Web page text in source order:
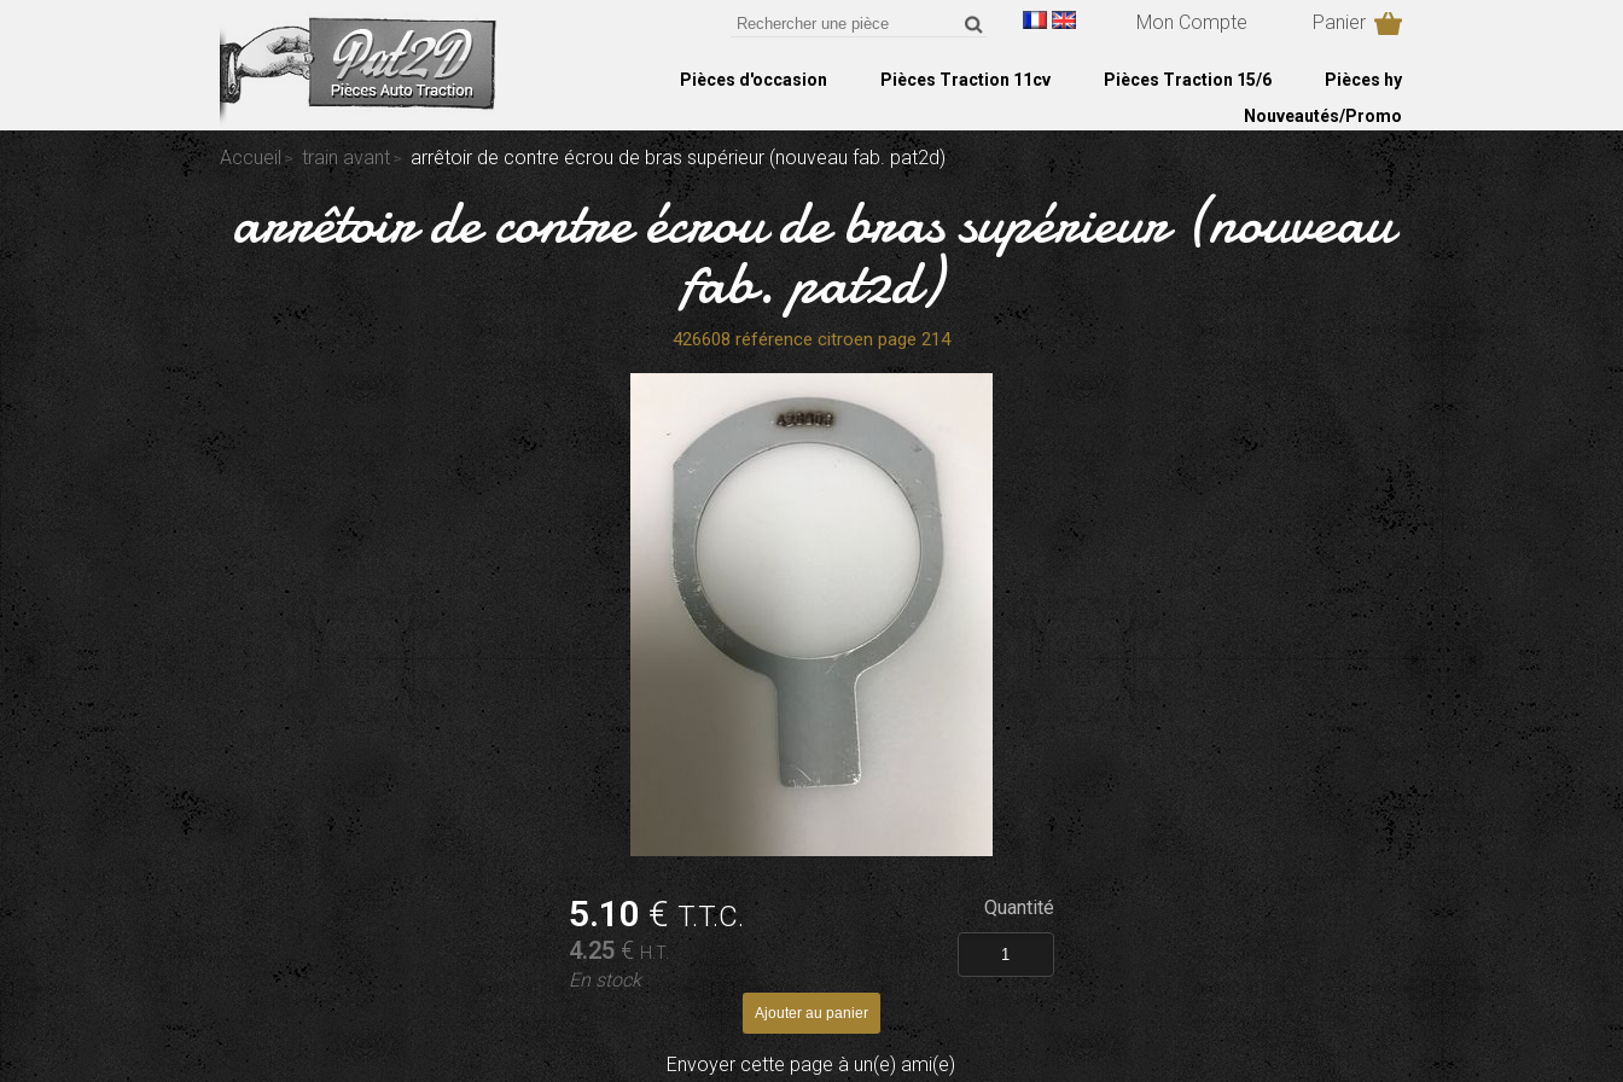
Mon Compte Panier
Pièces d'occasion Pièces Traction 11cv Pièces Traction 15/6
Pièces hy
Nouveautés/Promo
Accueil train avant arrêtoir de contre écrou de bras supérieur (nouveau fab. pat2d)
arrêtoir de contre écrou de bras supérieur (nouveau
fab. pat2d)
426608 référence citroen page 214
5.10 €T.T.C.
4.25 € H.T.
En stock
Quantité
Envoyer cette page à un(e) ami(e)